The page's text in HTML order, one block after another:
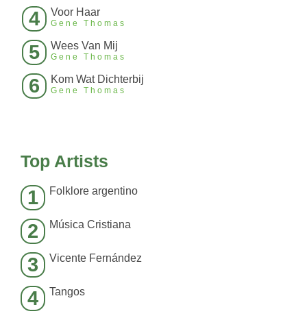
4 Voor Haar
Gene Thomas
5 Wees Van Mij
Gene Thomas
6 Kom Wat Dichterbij
Gene Thomas
Top Artists
1 Folklore argentino
2 Música Cristiana
3 Vicente Fernández
4 Tangos